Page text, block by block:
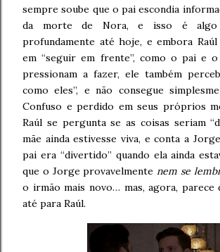
sempre soube que o pai escondia
da morte de Nora, e isso é
profundamente até hoje, e embora Raúl
em “seguir em frente”, como o pai e
pressionam a fazer, ele também
como eles”, e não consegue
Confuso e perdido em seus próprios
Raúl se pergunta se as coisas seriam
mãe ainda estivesse viva, e conta a
pai era “divertido” quando ela ainda
que o Jorge provavelmentenem se
o irmão mais novo… mas, agora, parece
até para Raúl.